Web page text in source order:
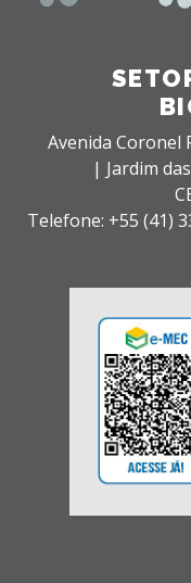
Avenida Coronel
| Jardim
Telefone: +55 (41)